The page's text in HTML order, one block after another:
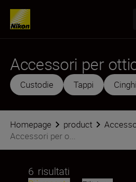
Accessori per
Custodie Tappi
Homepage product
Accessori per o...
6 risultati